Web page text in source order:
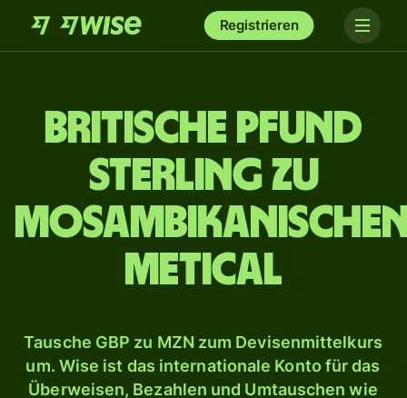
Registrieren
Britische Pfund
Sterling zu
Metical
Tausche GBP zu MZN zum Devisenmittelkurs
um. Wise ist das internationale Konto für das
Überweisen, Bezahlen und Umtauschen wie